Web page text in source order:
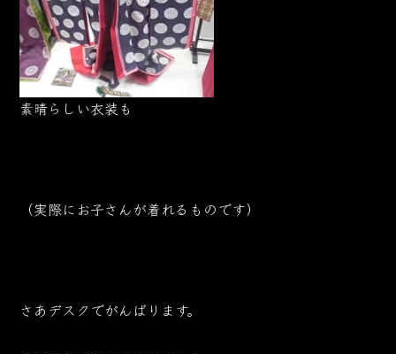
素晴らしい衣装も
（実際にお子さんが着れるものです）
さあデスクでがんばります。